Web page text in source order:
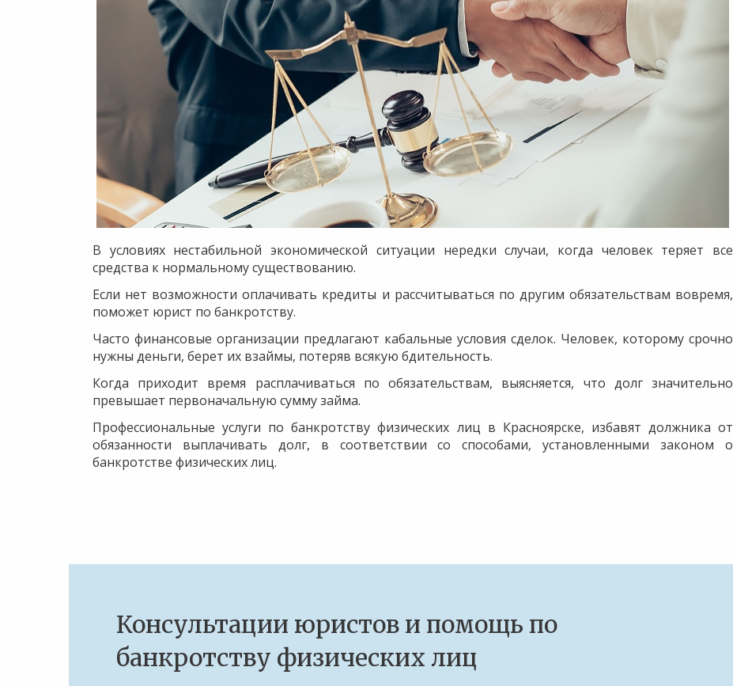
В условиях нестабильной экономической ситуации нередки случаи, когда человек теряет все
средства к нормальному существованию.
Если нет возможности оплачивать кредиты и рассчитываться по другим обязательствам вовремя,
поможет юрист по банкротству.
Часто финансовые организации предлагают кабальные условия сделок. Человек, которому срочно
нужны деньги, берет их взаймы, потеряв всякую бдительность.
Когда приходит время расплачиваться по обязательствам, выясняется, что долг значительно
превышает первоначальную сумму займа.
Профессиональные услуги по банкротству физических лиц в Красноярске, избавят должника от
обязанности выплачивать долг, в соответствии со способами, установленными законом о
банкротстве физических лиц.
Консультации юристов и помощь по
банкротству физических лиц